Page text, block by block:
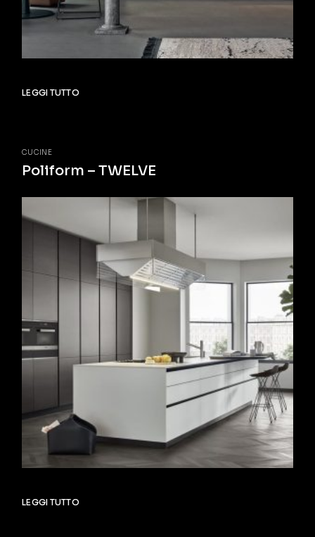
LEGGI TUTTO
LEGGI TUTTO
CUCINE
Poliform – TWELVE